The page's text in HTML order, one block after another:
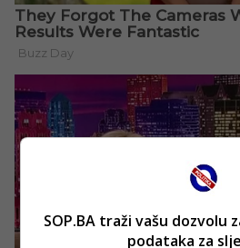
SOP.BA traži vašu dozvolu
podataka za